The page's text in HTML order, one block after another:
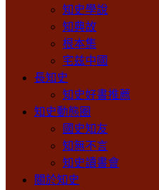
知史學說
知典故
根本集
宅兹中國
長知史
知史好書推薦
知史動態圈
國史知友
知無不言
知史讀書會
關於知史